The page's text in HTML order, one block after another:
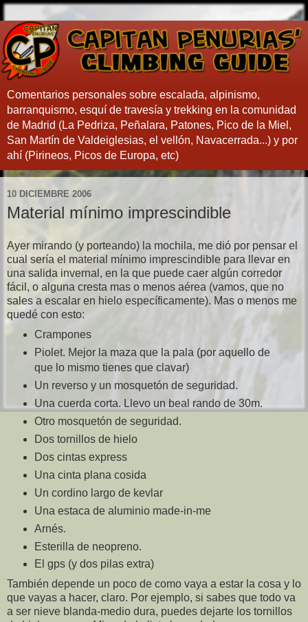
Comentarios personales sobre escalada, alpinismo,
barranquismo, esquí de travesía y trekking en la comunidad
de Madrid (La Pedriza, Peñalara, Patones, Pico de la Miel,
San Martín de Valdeiglesias, el vellón, Navacerrada...) y por
ahí (Pirineos, Picos de Europa, etc)
10 DICIEMBRE 2006
Material mínimo imprescindible
Ayer mirando (y porteando) la mochila, me dió por pensar el
cual sería el material mínimo imprescindible para llevar en
una salida invernal, en la que puede caer algún corredor
fácil, o alguna cresta mas o menos aérea (vamos, que no
sales a escalar en hielo específicamente). Mas o menos me
quedé con esto:
Crampones
Piolet. Mejor la maza que la pala (por aquello de
que lo mismo tienes que clavar)
Un reverso y un mosquetón de seguridad.
Una cuerda corta. Llevo un beal rando de 30m.
Otro mosquetón de seguridad.
Dos tornillos de hielo
Dos cintas express
Una cinta plana cosida
Un cordino largo de kevlar
Una estaca de aluminio made-in-me
Arnés.
Esterilla de neopreno.
El gps (y dos pilas extra)
También depende un poco de como vaya a estar la cosa y lo
que vayas a hacer, claro. Por ejemplo, si sabes que todo va
a ser nieve blanda-medio dura, puedes dejarte los tornillos